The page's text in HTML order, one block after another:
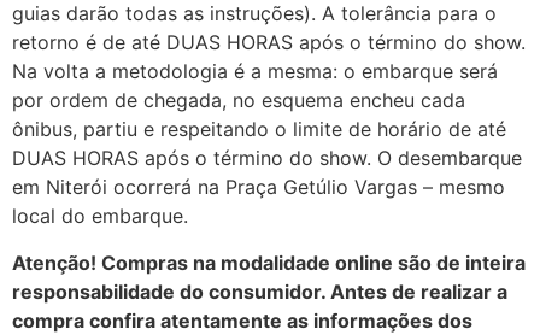
guias darão todas as instruções). A tolerância para o
retorno é de até DUAS HORAS após o término do show.
Na volta a metodologia é a mesma: o embarque será
por ordem de chegada, no esquema encheu cada
ônibus, partiu e respeitando o limite de horário de até
DUAS HORAS após o término do show. O desembarque
em Niterói ocorrerá na Praça Getúlio Vargas – mesmo
local do embarque.
Atenção! Compras na modalidade online são de inteira
responsabilidade do consumidor. Antes de realizar a
compra confira atentamente as informações dos